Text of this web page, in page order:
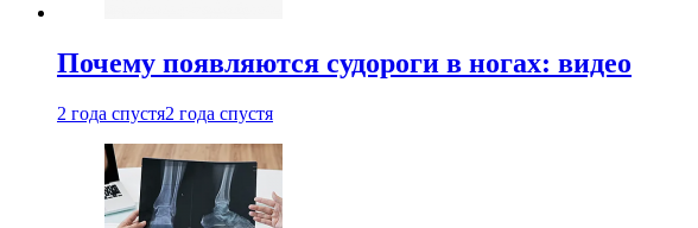
Почему появляются судороги в ногах: видео
2 года спустя2 года спустя